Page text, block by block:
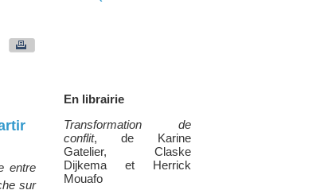
En librairie
Transformation de
conflit, de Karine
Gatelier, Claske
Dijkema et Herrick
Mouafo
entre
sur